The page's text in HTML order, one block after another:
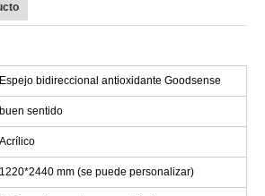
Espejo bidireccional antioxidante Goodsense
buen sentido
Acrílico
1220*2440 mm (se puede personalizar)